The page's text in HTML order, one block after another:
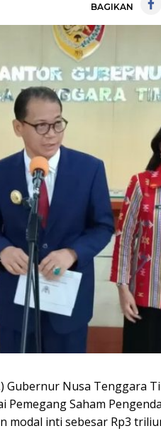
BAGIKAN
Gubernur Nusa Tenggara
Saham
modal inti sebesar Rp3